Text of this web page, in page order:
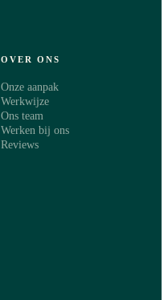
OVER ONS
Onze aanpak
Werkwijze
Ons team
Werken bij ons
Reviews